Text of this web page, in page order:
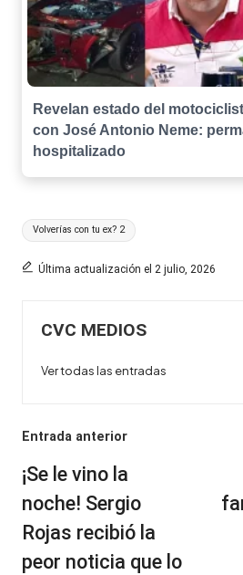
Revelan estado del
con José Antonio Neme:
hospitalizado
Etiquetas:
Volverías con tu ex? 2
Última actualización el 2 julio, 2026
CVC MEDIOS
Ver todas las entradas
Navegación
de
entradas
Entrada anterior
¡Se le vino la
noche! Sergio
Rojas recibió la
peor noticia que lo